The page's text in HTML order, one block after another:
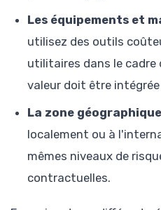
Les équipements et
utilisez des outils
utilitaires dans le
valeur doit être
La zone
localement ou à
mêmes niveaux de
contractuelles.